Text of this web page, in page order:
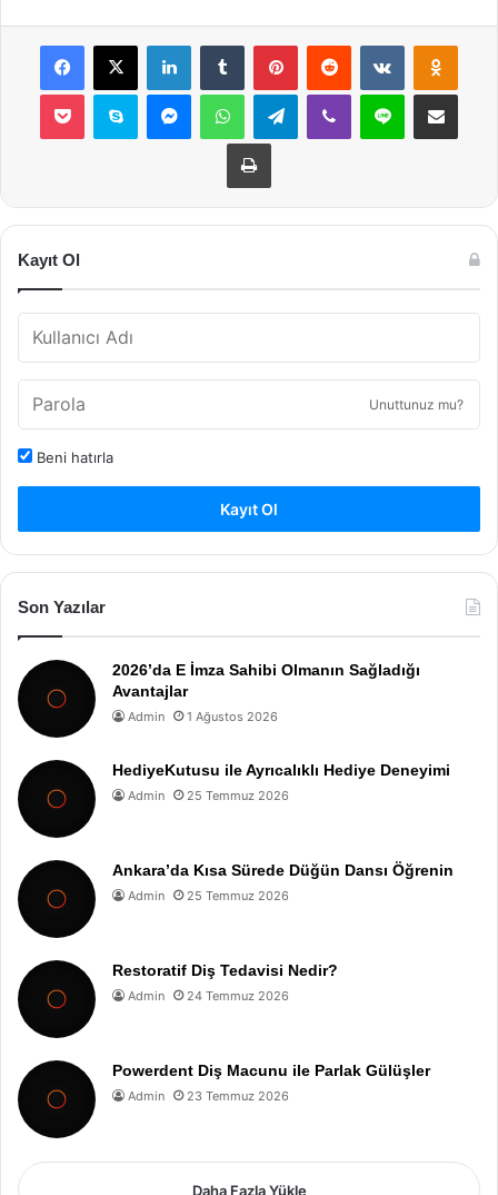
Facebook
X LinkedInTumblr PinterestReddit VKontakte
Pocket Skype MessengerWhatsAppTelegramViber Line E-Posta ile
Yazdır
Kayıt Ol
Unuttunuz mu?
Beni hatırla
Kayıt Ol
Son Yazılar
2026’da E İmza Sahibi Olmanın Sağladığı
Avantajlar
Admin 1 Ağustos 2026
HediyeKutusu ile Ayrıcalıklı Hediye Deneyimi
Admin 25 Temmuz 2026
Ankara’da Kısa Sürede Düğün Dansı Öğrenin
Admin 25 Temmuz 2026
Restoratif Diş Tedavisi Nedir?
Admin 24 Temmuz 2026
Powerdent Diş Macunu ile Parlak Gülüşler
Admin 23 Temmuz 2026
Daha Fazla Yükle